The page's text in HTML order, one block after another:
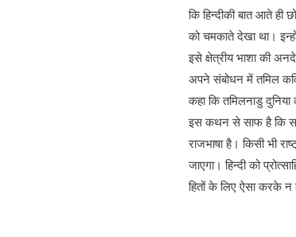
कि हिन्दीकी बात आते
को चमकाते देखा था।
इसे क्षेत्रीय भाशा की
अपने संबोधन में तमिल
कहा कि तमिलनाडु
इस कथन से साफ है कि
राजभाषा है। किसी भी
जाएगा। हिन्दी को
हितों के लिए ऐसा करके न